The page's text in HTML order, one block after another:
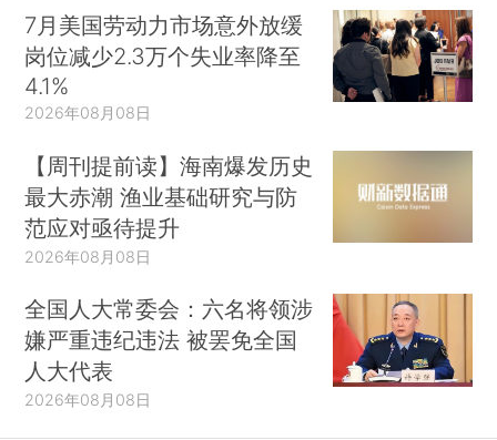
7月美国劳动力市场意外放缓
岗位减少2.3万个失业率降至
4.1%
2026年08月08日
【周刊提前读】海南爆发历史
最大赤潮 渔业基础研究与防
范应对亟待提升
2026年08月08日
全国人大常委会：六名将领涉
嫌严重违纪违法 被罢免全国
人大代表
2026年08月08日